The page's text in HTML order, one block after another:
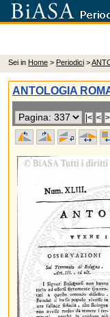
Sei in Home > Periodici >
ANTOLOGIA